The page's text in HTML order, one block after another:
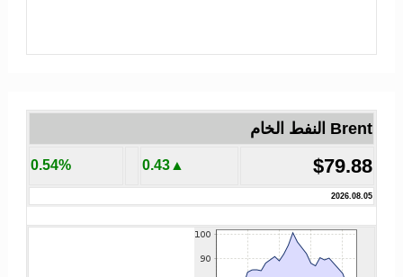
Brent النفط الخام
$79.88
▲0.43
0.54%
2026.08.05